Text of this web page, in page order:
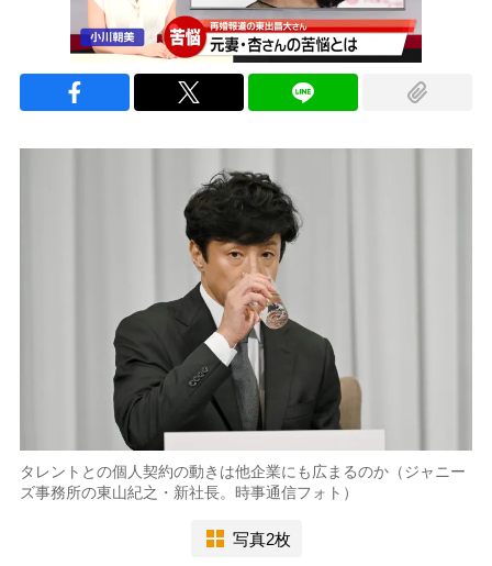
タレントとの個人契約の動きは他企業にも広まるのか（ジャニー
ズ事務所の東山紀之・新社長。時事通信フォト）
写真2枚